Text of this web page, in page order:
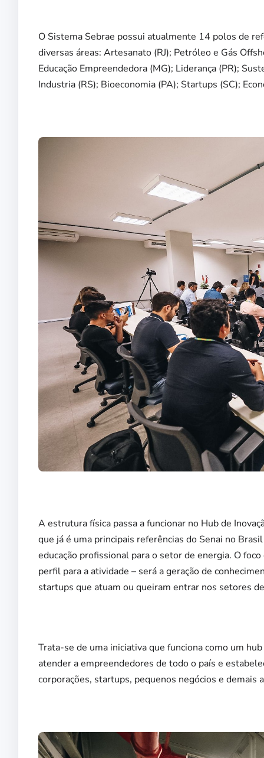
O Sistema Sebrae possui atualmente 14 polos de
diversas áreas: Artesanato (RJ); Petróleo e Gás
Educação Empreendedora (MG); Liderança (PR);
Industria (RS); Bioeconomia (PA); Startups (SC);
A estrutura física passa a funcionar no Hub de
que já é uma principais referências do Senai no
educação profissional para o setor de energia. O
perfil para a atividade – será a geração de
startups que atuam ou queiram entrar nos setores
Trata-se de uma iniciativa que funciona como um
atender a empreendedores de todo o país e
corporações, startups, pequenos negócios e demais